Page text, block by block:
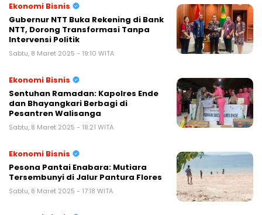
Ekonomi Bisnis
Gubernur NTT Buka Rekening di Bank
NTT, Dorong Transformasi Tanpa
Intervensi Politik
Sabtu, 8 Maret 2025 - 19:10 WITA
Ekonomi Bisnis
Sentuhan Ramadan: Kapolres Ende
dan Bhayangkari Berbagi di
Pesantren Walisanga
Sabtu, 8 Maret 2025 - 18:21 WITA
Ekonomi Bisnis
Pesona Pantai Enabara: Mutiara
Tersembunyi di Jalur Pantura Flores
Sabtu, 8 Maret 2025 - 17:18 WITA